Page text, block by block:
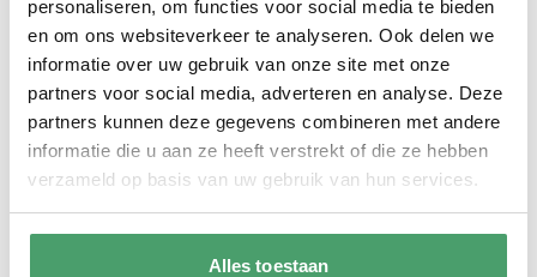
personaliseren, om functies voor social media te bieden
en om ons websiteverkeer te analyseren. Ook delen we
informatie over uw gebruik van onze site met onze
partners voor social media, adverteren en analyse. Deze
partners kunnen deze gegevens combineren met andere
informatie die u aan ze heeft verstrekt of die ze hebben
verzameld op basis van uw gebruik van hun services.
Alles toestaan
ook nog eens helemaalgratis verzonden.
Goede waardering
We krijgen een goede waardering van Onze
klanten. 9+ gemiddeld.